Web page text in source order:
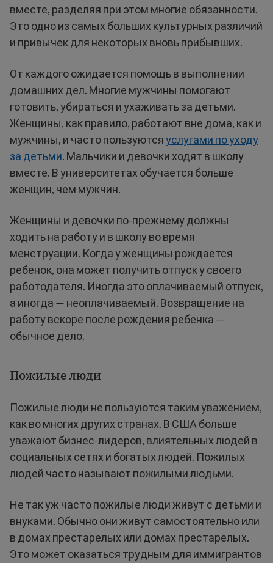
вместе, разделяя при этом многие обязанности.
Это одно из самых больших культурных различий
и привычек для некоторых вновь прибывших.
От каждого ожидается помощь в выполнении
домашних дел. Многие мужчины помогают
готовить, убираться и ухаживать за детьми.
Женщины, как правило, работают вне дома, как и
мужчины, и часто пользуютсяуслугами по уходу
за детьми. Мальчики и девочки ходят в школу
вместе. В университетах обучается больше
женщин, чем мужчин.
Женщины и девочки по-прежнему должны
ходить на работу и в школу во время
менструации. Когда у женщины рождается
ребенок, она может получить отпуск у своего
работодателя. Иногда это оплачиваемый отпуск,
а иногда — неоплачиваемый. Возвращение на
работу вскоре после рождения ребенка —
обычное дело.
Пожилые люди
Пожилые люди не пользуются таким уважением,
как во многих других странах. В США больше
уважают бизнес-лидеров, влиятельных людей в
социальных сетях и богатых людей. Пожилых
людей часто называют пожилыми людьми.
Не так уж часто пожилые люди живут с детьми и
внуками. Обычно они живут самостоятельно или
в домах престарелых или домах престарелых.
Это может оказаться трудным для иммигрантов